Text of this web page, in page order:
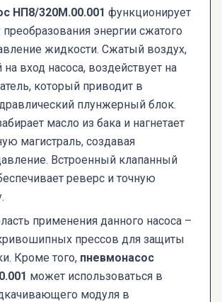
НП8/320М.00.001 функционирует
энергии сжатого
жидкости. Сжатый воздух,
вход насоса, воздействует на
который приводит в
плунжерный блок.
масло из бака и нагнетает
магистраль, создавая
Встроенный клапанный
реверс и точную
применения данного насоса –
прессов для защиты
Кроме того, пневмонасос
может использоваться в
модуля в